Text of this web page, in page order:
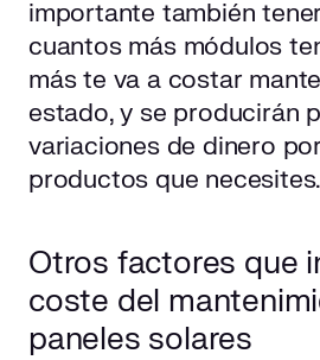
importante también
cuantos más módulos
más te va a costar
estado, y se producirán
variaciones de dinero
productos que necesites.
Otros factores que
coste del
paneles solares